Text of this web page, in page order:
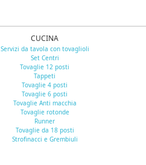
CUCINA
Servizi da tavola con tovaglioli
Set Centri
Tovaglie 12 posti
Tappeti
Tovaglie 4 posti
Tovaglie 6 posti
Tovaglie Anti macchia
Tovaglie rotonde
Runner
Tovaglie da 18 posti
Strofinacci e Grembiuli